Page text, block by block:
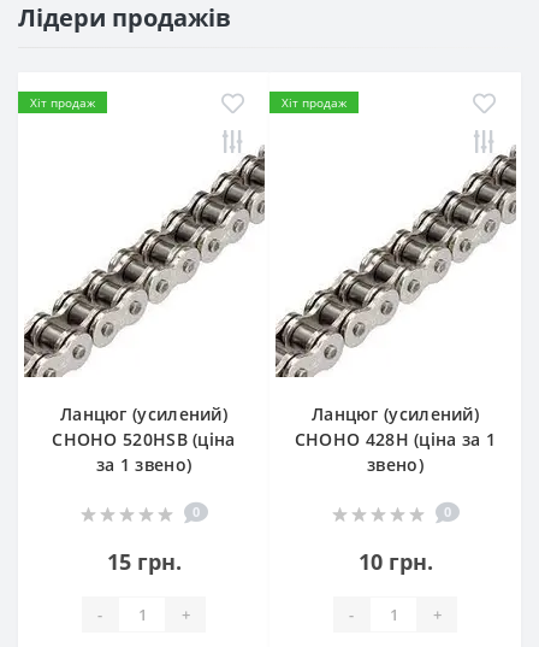
Лідери продажів
Хіт продаж
Ланцюг (усилений)
СHOHO 520HSB (ціна
за 1 звено)
0
15 грн.
- +
Хіт продаж
Ланцюг (усилений)
СHOHO 428H (ціна за 1
звено)
0
10 грн.
- +